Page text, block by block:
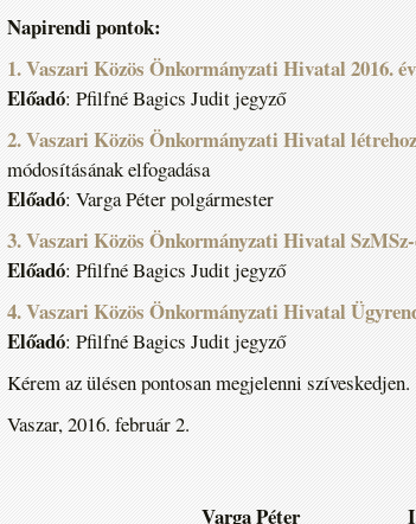
Napirendi pontok:
1. Vaszari Közös Önkormányzati Hivatal 2016.
Előadó: Pfilfné Bagics Judit jegyző
2. Vaszari Közös Önkormányzati Hivatal
módosításának elfogadása
Előadó: Varga Péter polgármester
3. Vaszari Közös Önkormányzati Hivatal
Előadó: Pfilfné Bagics Judit jegyző
4. Vaszari Közös Önkormányzati Hivatal
Előadó: Pfilfné Bagics Judit jegyző
Kérem az ülésen pontosan megjelenni szíveskedjen.
Vaszar, 2016. február 2.
Varga Péter